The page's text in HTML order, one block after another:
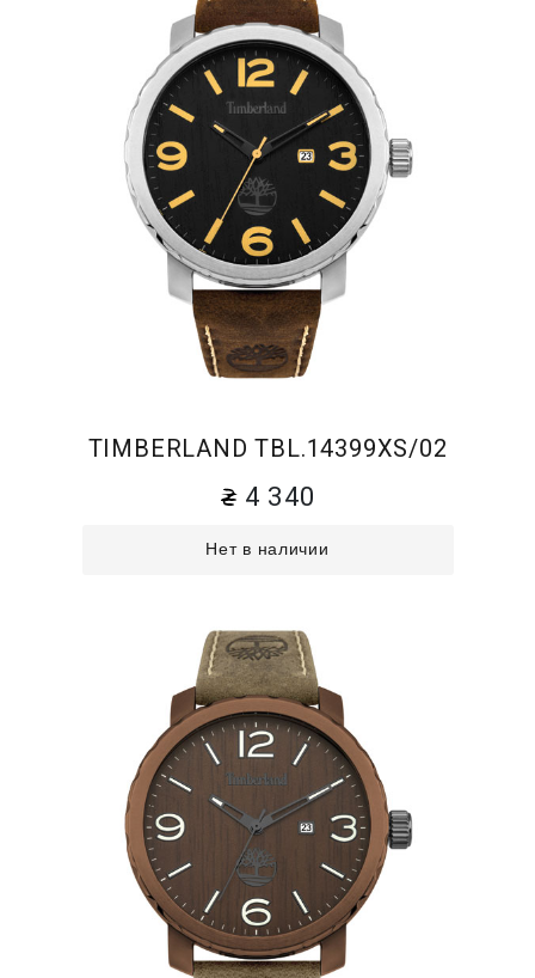
TIMBERLAND TBL.14399XS/02
4 340
Нет в наличии